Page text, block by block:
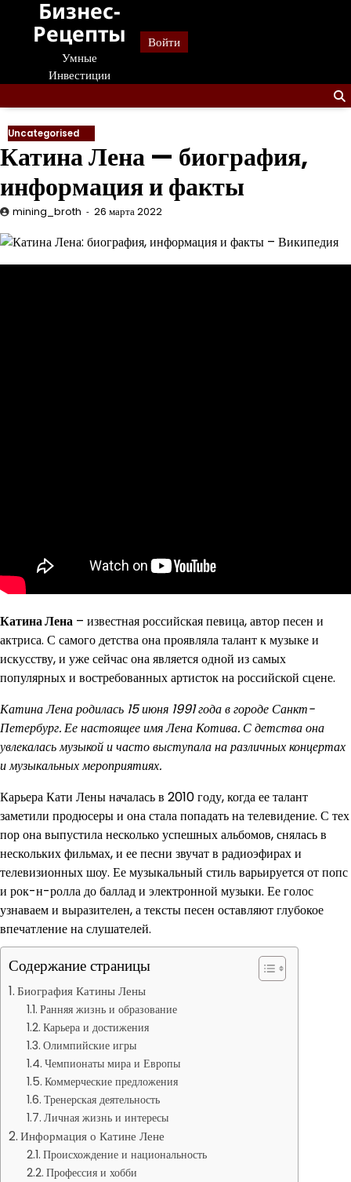
Перейти
содержанию
Бизнес-
Рецепты
Умные
Инвестиции
Войти
Uncategorised
Катина Лена — биография,
информация и факты
mining_broth 26 марта 2022
Катина Лена – известная российская певица, автор песен и
актриса. С самого детства она проявляла талант к музыке и
искусству, и уже сейчас она является одной из самых
популярных и востребованных артисток на российской сцене.
Катина Лена родилась 15 июня 1991 года в городе Санкт-
Петербург. Ее настоящее имя Лена Котива. С детства она
увлекалась музыкой и часто выступала на различных концертах
и музыкальных мероприятиях.
Карьера Кати Лены началась в 2010 году, когда ее талант
заметили продюсеры и она стала попадать на телевидение. С тех
пор она выпустила несколько успешных альбомов, снялась в
нескольких фильмах, и ее песни звучат в радиоэфирах и
телевизионных шоу. Ее музыкальный стиль варьируется от попс
и рок-н-ролла до баллад и электронной музыки. Ее голос
узнаваем и выразителен, а тексты песен оставляют глубокое
впечатление на слушателей.
Содержание страницы
Биография Катины Лены
Ранняя жизнь и образование
Карьера и достижения
Олимпийские игры
Чемпионаты мира и Европы
Коммерческие предложения
Тренерская деятельность
Личная жизнь и интересы
Информация о Катине Лене
Происхождение и национальность
Профессия и хобби